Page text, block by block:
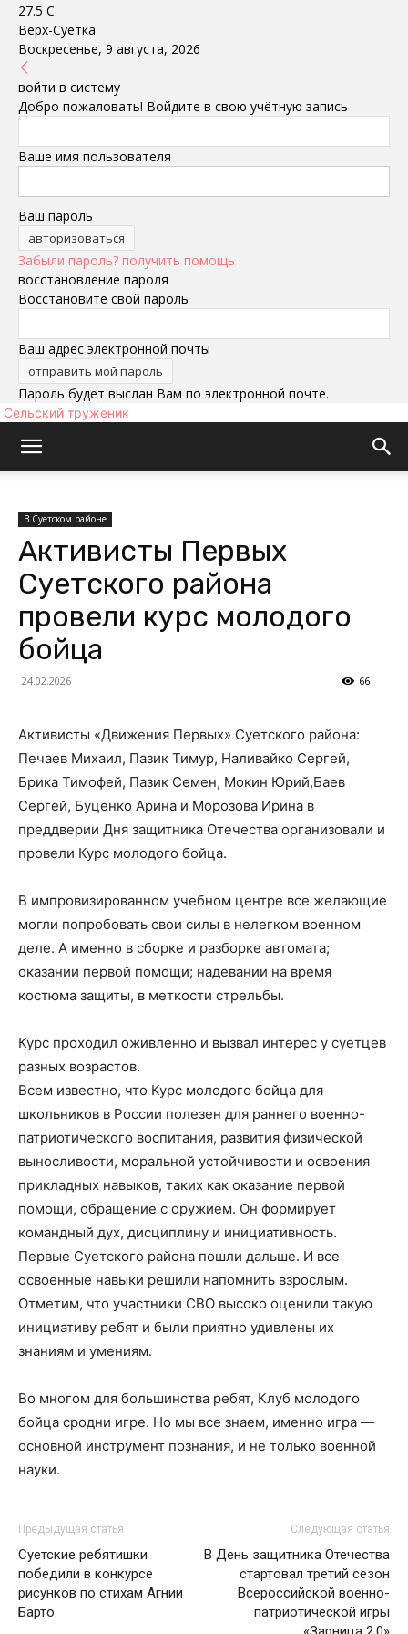
27.5 C
Верх-Суетка
Воскресенье, 9 августа, 2026
войти в систему
Добро пожаловать! Войдите в свою учётную запись
Ваше имя пользователя
Ваш пароль
Забыли пароль? получить помощь
восстановление пароля
Восстановите свой пароль
Ваш адрес электронной почты
Пароль будет выслан Вам по электронной почте.
Сельский труженик
В Суетском районе
Активисты Первых
Суетского района
провели курс молодого
бойца
24.02.2026 66
Активисты «Движения Первых» Суетского района:
Печаев Михаил, Пазик Тимур, Наливайко Сергей,
Брика Тимофей, Пазик Семен, Мокин Юрий,Баев
Сергей, Буценко Арина и Морозова Ирина в
преддверии Дня защитника Отечества организовали и
провели Курс молодого бойца.
В импровизированном учебном центре все желающие
могли попробовать свои силы в нелегком военном
деле. А именно в сборке и разборке автомата;
оказании первой помощи; надевании на время
костюма защиты, в меткости стрельбы.
Курс проходил оживленно и вызвал интерес у суетцев
разных возрастов.
Всем известно, что Курс молодого бойца для
школьников в России полезен для раннего военно-
патриотического воспитания, развития физической
выносливости, моральной устойчивости и освоения
прикладных навыков, таких как оказание первой
помощи, обращение с оружием. Он формирует
командный дух, дисциплину и инициативность.
Первые Суетского района пошли дальше. И все
освоенные навыки решили напомнить взрослым.
Отметим, что участники СВО высоко оценили такую
инициативу ребят и были приятно удивлены их
знаниям и умениям.
Во многом для большинства ребят, Клуб молодого
бойца сродни игре. Но мы все знаем, именно игра —
основной инструмент познания, и не только военной
науки.
Предыдущая статья
Суетские ребятишки
победили в конкурсе
рисунков по стихам Агнии
Барто
Следующая статья
В День защитника Отечества
стартовал третий сезон
Всероссийской военно-
патриотической игры